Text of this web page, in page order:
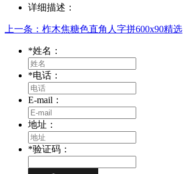
详细描述：
上一条：柞木焦糖色直角人字拼600x90精选
*姓名：
*电话：
E-mail：
地址：
*验证码：